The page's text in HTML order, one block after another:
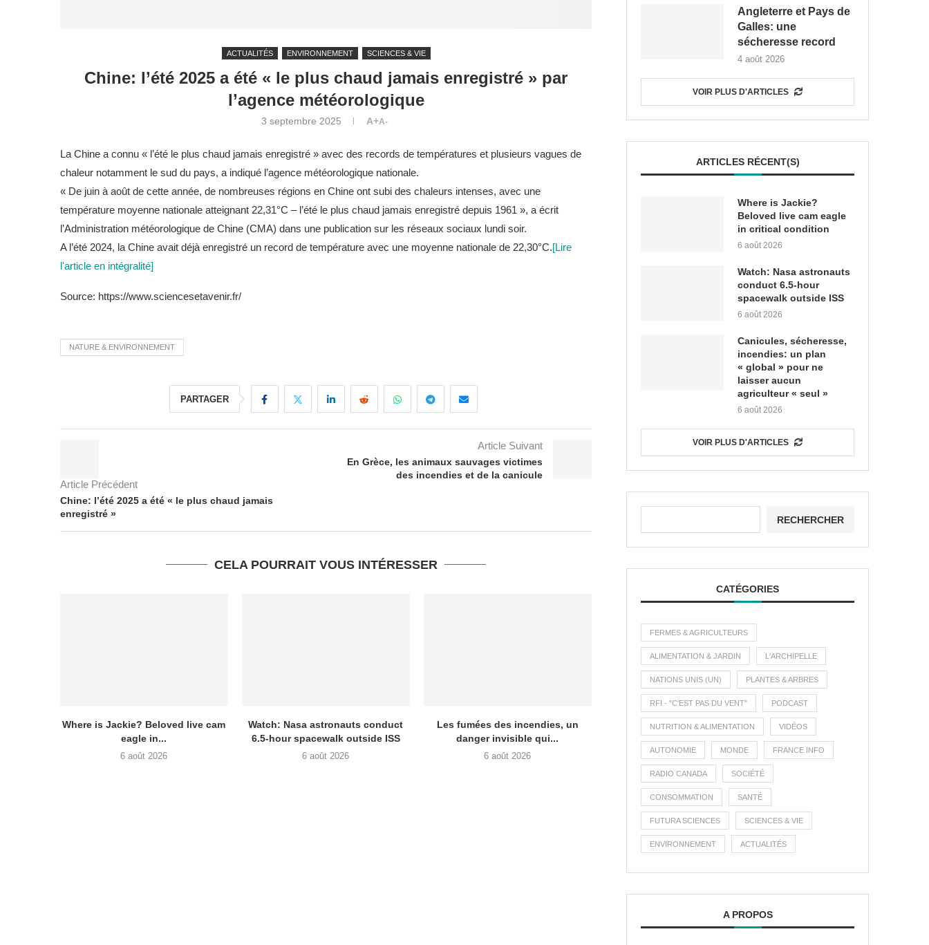
ACTUALITÉS ENVIRONNEMENT SCIENCES & VIE
Chine: l’été 2025 a été « le plus chaud jamais enregistré » par
l’agence météorologique
3 septembre 2025 A+A-
La Chine a connu « l’été le plus chaud jamais enregistré » avec des records de températures et plusieurs vagues de
chaleur notamment le sud du pays, a indiqué l’agence météorologique nationale.
« De juin à août de cette année, de nombreuses régions en Chine ont subi des chaleurs intenses, avec une
température moyenne nationale atteignant 22,31°C – l’été le plus chaud jamais enregistré depuis 1961 », a écrit
l’Administration météorologique de Chine (CMA) dans une publication sur les réseaux sociaux lundi soir.
A l’été 2024, la Chine avait déjà enregistré un record de température avec une moyenne nationale de 22,30°C.[Lire
l'article en intégralité]
Source: https://www.sciencesetavenir.fr/
NATURE & ENVIRONNEMENT
PARTAGER
Article Précédent
Chine: l’été 2025 a été « le plus chaud jamais
enregistré »
Article Suivant
En Grèce, les animaux sauvages victimes
des incendies et de la canicule
CELA POURRAIT VOUS INTÉRESSER
Where is Jackie? Beloved live cam
eagle in...
6 août 2026
Watch: Nasa astronauts conduct
6.5-hour spacewalk outside ISS
6 août 2026
Les fumées des incendies, un
danger invisible qui...
6 août 2026
Angleterre et Pays de
Galles: une
sécheresse record
4 août 2026
VOIR PLUS D'ARTICLES
ARTICLES RÉCENT(S)
Where is Jackie?
Beloved live cam eagle
in critical condition
6 août 2026
Watch: Nasa astronauts
conduct 6.5-hour
spacewalk outside ISS
6 août 2026
Canicules, sécheresse,
incendies: un plan
« global » pour ne
laisser aucun
agriculteur « seul »
6 août 2026
VOIR PLUS D'ARTICLES
RECHERCHER
CATÉGORIES
FERMES & AGRICULTEURS
ALIMENTATION & JARDIN L'ARCHIPELLE
NATIONS UNIS (UN) PLANTES & ARBRES
RFI - "C'EST PAS DU VENT" PODCAST
NUTRITION & ALIMENTATION VIDÉOS
AUTONOMIE MONDE FRANCE INFO
RADIO CANADA SOCIÉTÉ
CONSOMMATION SANTÉ
FUTURA SCIENCES SCIENCES & VIE
ENVIRONNEMENT ACTUALITÉS
A PROPOS